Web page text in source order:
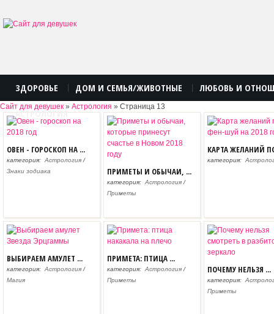
ЗДОРОВЬЕ ДОМ И СЕМЬЯ/ЖИВОТНЫЕ ЛЮБОВЬ И
АСТРОЛОГИЯ
Сайт для девушек » Астрология » Страница 13
ОВЕН - ГОРОСКОП НА ...
категория: Астрология /
Знаки зодиака
ПРИМЕТЫ И ОБЫЧАИ, ...
категория: Астрология /
Приметы
КАРТА ЖЕЛАНИЙ
категория:
ВЫБИРАЕМ АМУЛЕТ ...
категория: Астрология /
Магия
ПРИМЕТА: ПТИЦА ...
категория: Астрология /
Приметы
ПОЧЕМУ НЕЛЬЗЯ ...
категория:
Приметы